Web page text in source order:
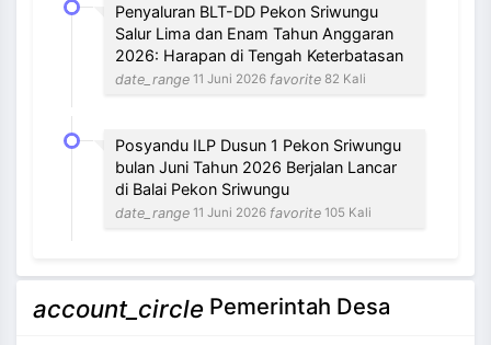
Penyaluran BLT-DD Pekon Sriwungu
Salur Lima dan Enam Tahun Anggaran
2026: Harapan di Tengah Keterbatasan
date_range 11 Juni 2026 favorite 82 Kali
Posyandu ILP Dusun 1 Pekon Sriwungu
bulan Juni Tahun 2026 Berjalan Lancar
di Balai Pekon Sriwungu
date_range 11 Juni 2026 favorite 105 Kali
account_circle Pemerintah Desa
NEVI VILANTI, S.Kom
Bendahara Pekon